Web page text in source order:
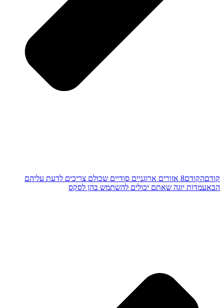
קודםהקודם8 אזורים ארוגניים סודיים שכולם צריכים לדעת עליהם
הבאעמדות יוגה שאתם יכולים להשתמש בהן לסקס